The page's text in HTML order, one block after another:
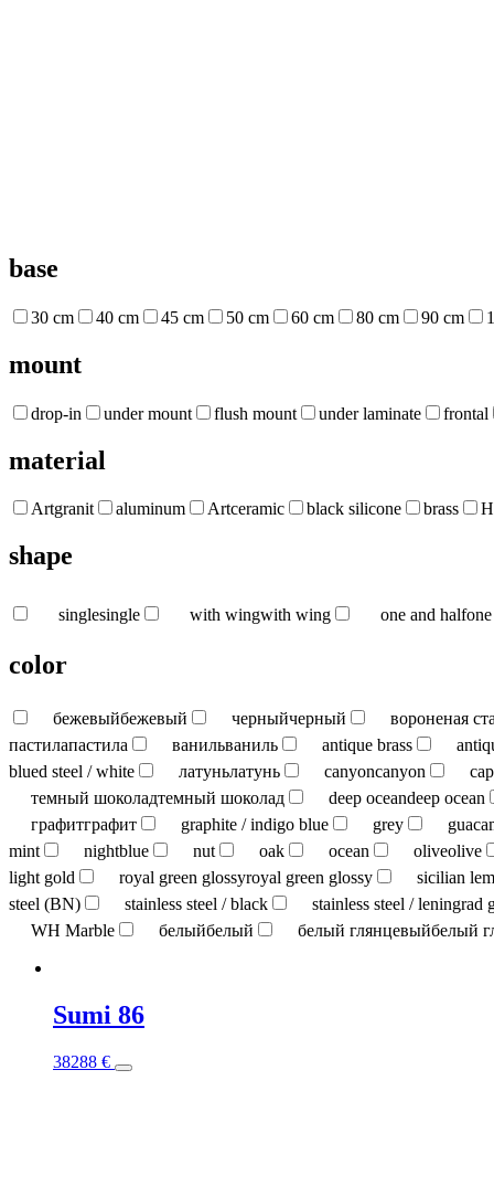
base
30 cm 40 cm 45 cm 50 cm 60 cm 80 cm 90 cm
mount
drop-in under mount flush mount under laminate frontal
material
Artgranit aluminum Artceramic black silicone brass
shape
singlesingle with wingwith wing one and half
color
бежевыйбежевый черныйчерный вороненая
пастилапастила ванильваниль antique brass
blued steel / white
латуньлатунь canyoncanyon
темный шоколадтемный шоколад deep oceandeep ocean
графитграфит graphite / indigo blue grey
mint
nightblue nut oak ocean oliveolive
light gold
royal green glossyroyal green glossy sicilian
steel (BN)
stainless steel / black stainless steel / leningrad
WH Marble
белыйбелый белый глянцевыйбелый
Sumi 86
38288 € This